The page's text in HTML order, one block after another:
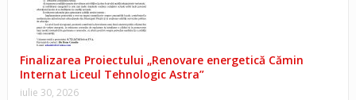
Finalizarea Proiectului „Renovare energetică Cămin
Internat Liceul Tehnologic Astra”
iulie 30, 2026